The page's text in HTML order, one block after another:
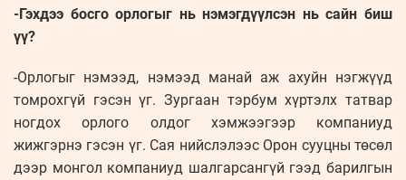
-Гэхдээ босго орлогыг нь нэмэгдүүлсэн нь сайн биш
үү?
-Орлогыг нэмээд, нэмээд манай аж ахуйн нэгжүүд
томрохгүй гэсэн үг. Зургаан тэрбум хүртэлх татвар
ногдох орлого олдог хэмжээгээр компаниуд
жижгэрнэ гэсэн үг. Сая нийслэлээс Орон сууцны төсөл
дээр монгол компаниуд шалгарсангүй гээд барилгын